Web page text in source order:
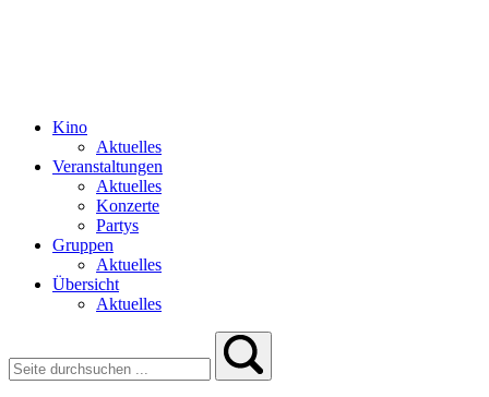
Kino
Aktuelles
Veranstaltungen
Aktuelles
Konzerte
Partys
Gruppen
Aktuelles
Übersicht
Aktuelles